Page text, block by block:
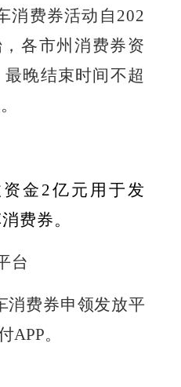
消费券活动自202
各市州消费券资
晚结束时间不超
。
金 2亿元用于发
费券。
台
消费券申领发放平
APP。